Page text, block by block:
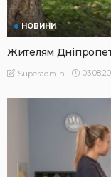
НОВИНИ
Жителям
Superadmin